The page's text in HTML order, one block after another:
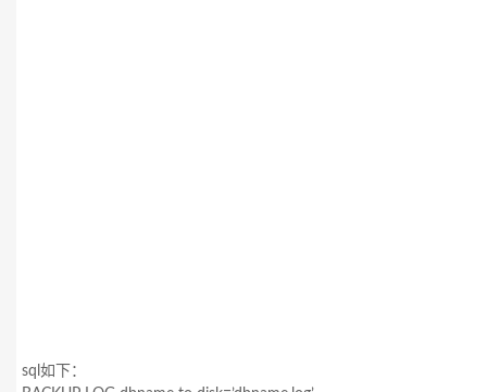
sql如下：